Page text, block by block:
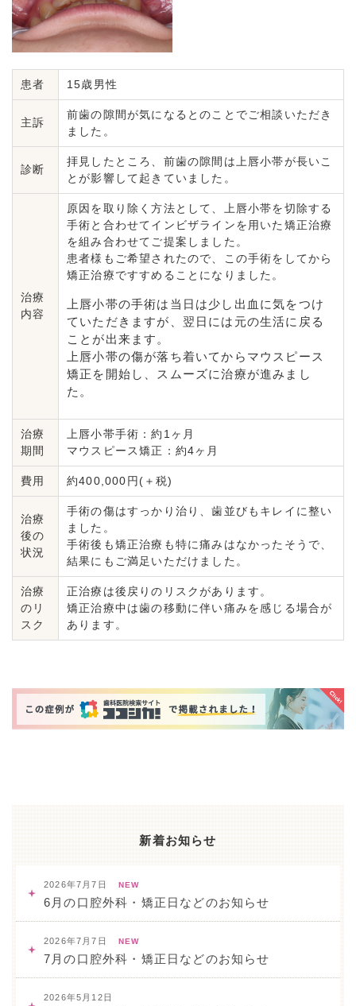
患者 15歳男性
主訴
前歯の隙間が気になるとのことでご相談いただき
ました。
診断
拝見したところ、前歯の隙間は上唇小帯が長いこ
とが影響して起きていました。
治療
内容
原因を取り除く方法として、上唇小帯を切除する
手術と合わせてインビザラインを用いた矯正治療
を組み合わせてご提案しました。
患者様もご希望されたので、この手術をしてから
矯正治療ですすめることになりました。
上唇小帯の手術は当日は少し出血に気をつけ
ていただきますが、翌日には元の生活に戻る
ことが出来ます。
上唇小帯の傷が落ち着いてからマウスピース
矯正を開始し、スムーズに治療が進みまし
た。
治療
期間
上唇小帯手術：約1ヶ月
マウスピース矯正：約4ヶ月
費用 約400,000円(＋税)
治療
後の
状況
手術の傷はすっかり治り、歯並びもキレイに整い
ました。
手術後も矯正治療も特に痛みはなかったそうで、
結果にもご満足いただけました。
治療
のリ
スク
正治療は後戻りのリスクがあります。
矯正治療中は歯の移動に伴い痛みを感じる場合が
あります。
新着お知らせ
2026年7月7日 NEW
6月の口腔外科・矯正日などのお知らせ
2026年7月7日 NEW
7月の口腔外科・矯正日などのお知らせ
2026年5月12日